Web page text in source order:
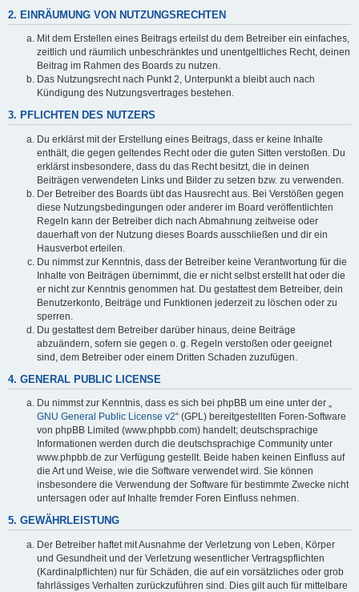
2. EINRÄUMUNG VON NUTZUNGSRECHTEN
Mit dem Erstellen eines Beitrags erteilst du dem Betreiber ein einfaches,
zeitlich und räumlich unbeschränktes und unentgeltliches Recht, deinen
Beitrag im Rahmen des Boards zu nutzen.
Das Nutzungsrecht nach Punkt 2, Unterpunkt a bleibt auch nach
Kündigung des Nutzungsvertrages bestehen.
3. PFLICHTEN DES NUTZERS
Du erklärst mit der Erstellung eines Beitrags, dass er keine Inhalte
enthält, die gegen geltendes Recht oder die guten Sitten verstoßen. Du
erklärst insbesondere, dass du das Recht besitzt, die in deinen
Beiträgen verwendeten Links und Bilder zu setzen bzw. zu verwenden.
Der Betreiber des Boards übt das Hausrecht aus. Bei Verstößen gegen
diese Nutzungsbedingungen oder anderer im Board veröffentlichten
Regeln kann der Betreiber dich nach Abmahnung zeitweise oder
dauerhaft von der Nutzung dieses Boards ausschließen und dir ein
Hausverbot erteilen.
Du nimmst zur Kenntnis, dass der Betreiber keine Verantwortung für die
Inhalte von Beiträgen übernimmt, die er nicht selbst erstellt hat oder die
er nicht zur Kenntnis genommen hat. Du gestattest dem Betreiber, dein
Benutzerkonto, Beiträge und Funktionen jederzeit zu löschen oder zu
sperren.
Du gestattest dem Betreiber darüber hinaus, deine Beiträge
abzuändern, sofern sie gegen o. g. Regeln verstoßen oder geeignet
sind, dem Betreiber oder einem Dritten Schaden zuzufügen.
4. GENERAL PUBLIC LICENSE
Du nimmst zur Kenntnis, dass es sich bei phpBB um eine unter der „
GNU General Public License v2“ (GPL) bereitgestellten Foren-Software
von phpBB Limited (www.phpbb.com) handelt; deutschsprachige
Informationen werden durch die deutschsprachige Community unter
www.phpbb.de zur Verfügung gestellt. Beide haben keinen Einfluss auf
die Art und Weise, wie die Software verwendet wird. Sie können
insbesondere die Verwendung der Software für bestimmte Zwecke nicht
untersagen oder auf Inhalte fremder Foren Einfluss nehmen.
5. GEWÄHRLEISTUNG
Der Betreiber haftet mit Ausnahme der Verletzung von Leben, Körper
und Gesundheit und der Verletzung wesentlicher Vertragspflichten
(Kardinalpflichten) nur für Schäden, die auf ein vorsätzliches oder grob
fahrlässiges Verhalten zurückzuführen sind. Dies gilt auch für mittelbare